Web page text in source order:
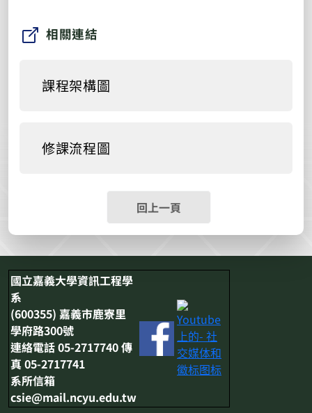
相關連結
課程架構圖
修課流程圖
回上一頁
國立嘉義大學資訊工程學
系
(600355) 嘉義市鹿寮里
學府路300號
連絡電話 05-2717740 傳
真 05-2717741
系所信箱
csie@mail.ncyu.edu.tw